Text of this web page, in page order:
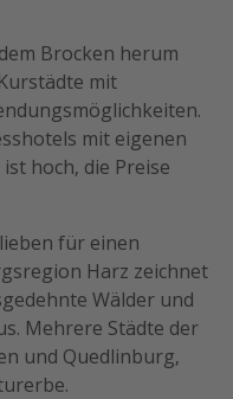
Brocken herum
mit
mit eigenen
hoch, die Preise
für einen
Harz zeichnet
Wälder und
Mehrere Städte der
und Quedlinburg,